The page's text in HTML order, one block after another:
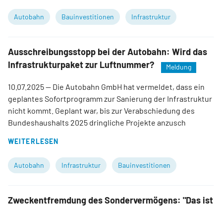
Autobahn Bauinvestitionen Infrastruktur
Ausschreibungsstopp bei der Autobahn: Wird das
Infrastrukturpaket zur Luftnummer?
Meldung
10.07.2025— Die Autobahn GmbH hat vermeldet, dass ein
geplantes Sofortprogramm zur Sanierung der Infrastruktur
nicht kommt. Geplant war, bis zur Verabschiedung des
Bundeshaushalts 2025 dringliche Projekte anzusch
WEITERLESEN
Autobahn Infrastruktur Bauinvestitionen
Zweckentfremdung des Sondervermögens: "Das ist